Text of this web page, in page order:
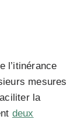
l’itinérance
mesures
la
deux